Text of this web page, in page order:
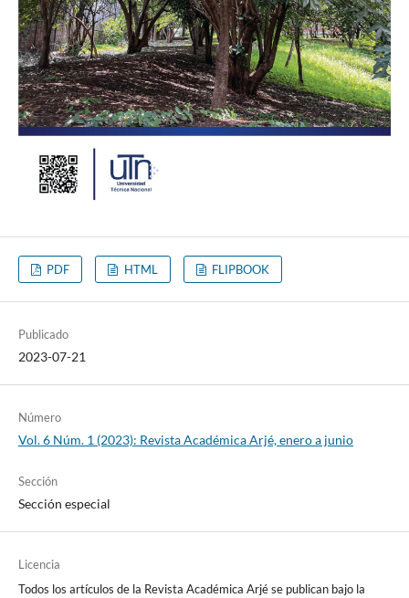
PDF HTML FLIPBOOK
Publicado
2023-07-21
Número
Vol. 6 Núm. 1 (2023): Revista Académica Arjé, enero a junio
Sección
Sección especial
Licencia
Todos los artículos de la Revista Académica Arjé se publican bajo la